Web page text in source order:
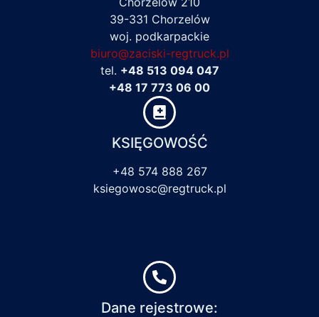
39-331 Chorzelów
woj. podkarpackie
biuro@zaciski-regtruck.pl
tel. +48 513 094 047
+48 17 773 06 00
KSIĘGOWOŚĆ
+48 574 888 267
ksiegowosc@regtruck.pl
Dane rejestrowe: